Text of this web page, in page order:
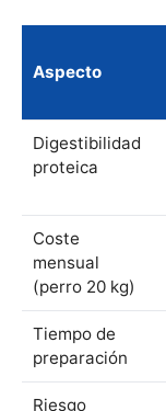
Aspecto
Digestibilidad
proteica
Coste
mensual
(perro 20 kg)
Tiempo de
preparación
Riesgo